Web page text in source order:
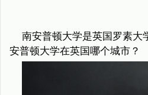
南安普顿大学是英国罗素大
安普顿大学在英国哪个城市？